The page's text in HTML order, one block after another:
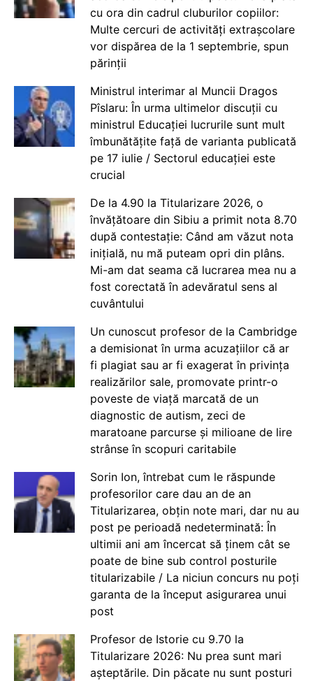
cu ora din cadrul cluburilor copiilor:
Multe cercuri de activități extrașcolare
vor dispărea de la 1 septembrie, spun
părinții
Ministrul interimar al Muncii Dragos
Pîslaru: În urma ultimelor discuții cu
ministrul Educației lucrurile sunt mult
îmbunătățite față de varianta publicată
pe 17 iulie / Sectorul educației este
crucial
De la 4.90 la Titularizare 2026, o
învățătoare din Sibiu a primit nota 8.70
după contestație: Când am văzut nota
inițială, nu mă puteam opri din plâns.
Mi-am dat seama că lucrarea mea nu a
fost corectată în adevăratul sens al
cuvântului
Un cunoscut profesor de la Cambridge
a demisionat în urma acuzațiilor că ar
fi plagiat sau ar fi exagerat în privința
realizărilor sale, promovate printr-o
poveste de viață marcată de un
diagnostic de autism, zeci de
maratoane parcurse și milioane de lire
strânse în scopuri caritabile
Sorin Ion, întrebat cum le răspunde
profesorilor care dau an de an
Titularizarea, obțin note mari, dar nu au
post pe perioadă nedeterminată: În
ultimii ani am încercat să ținem cât se
poate de bine sub control posturile
titularizabile / La niciun concurs nu poți
garanta de la început asigurarea unui
post
Profesor de Istorie cu 9.70 la
Titularizare 2026: Nu prea sunt mari
așteptările. Din păcate nu sunt posturi